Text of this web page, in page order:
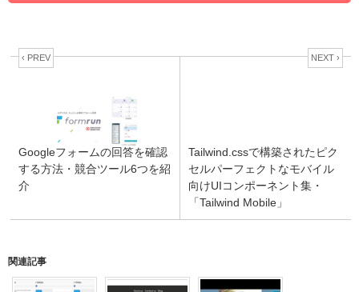
‹ PREV
Googleフォームの回答を確認
する方法・競合ツール6つを紹
介
NEXT ›
Tailwind.cssで構築されたピク
セルパーフェクトなモバイル
向けUIコンポーネント集・
「Tailwind Mobile」
関連記事